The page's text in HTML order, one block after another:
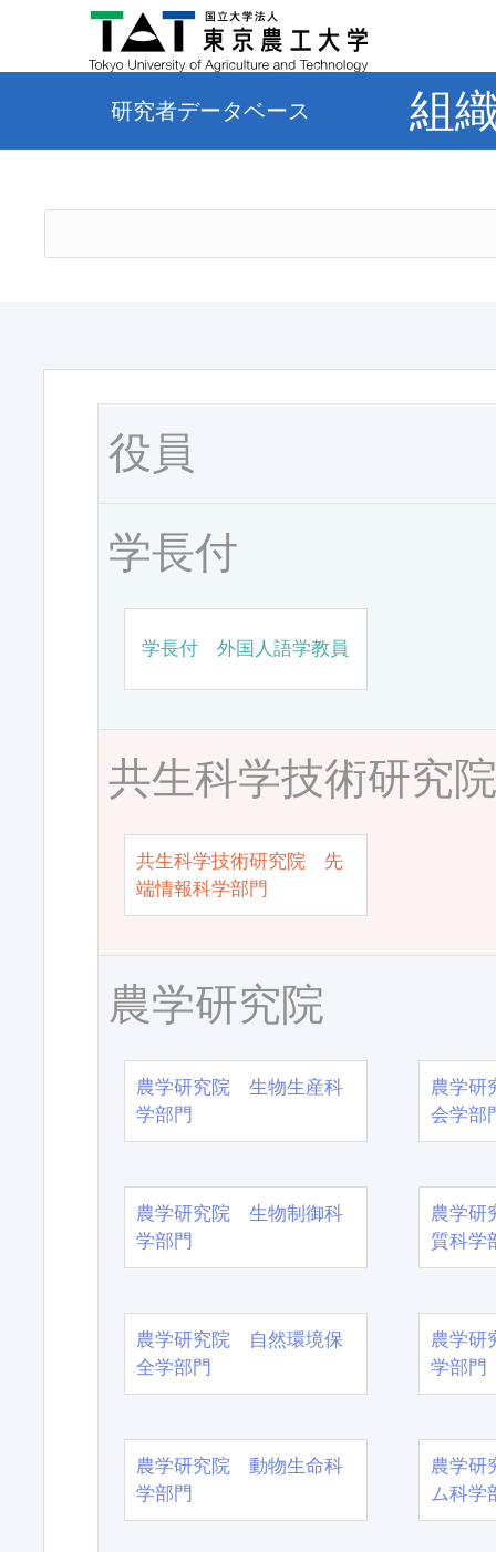
研究者データベース 組
役員
学長付
学長付 外国人語学教員
共生科学技術研究
共生科学技術研究院 先
端情報科学部門
農学研究院
農学研究院 生物生産科
学部門
農学
会学部
農学研究院 生物制御科
学部門
農学
質科学
農学研究院 自然環境保
全学部門
農学
学部門
農学研究院 動物生命科
学部門
農学
ム科学